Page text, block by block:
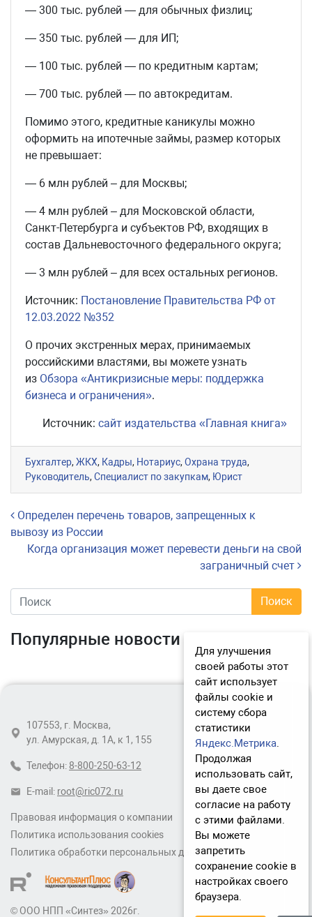
— 300 тыс. рублей — для обычных физлиц;
— 350 тыс. рублей — для ИП;
— 100 тыс. рублей — по кредитным картам;
— 700 тыс. рублей — по автокредитам.
Помимо этого, кредитные каникулы можно
оформить на ипотечные займы, размер которых
не превышает:
— 6 млн рублей – для Москвы;
— 4 млн рублей – для Московской области,
Санкт-Петербурга и субъектов РФ, входящих в
состав Дальневосточного федерального округа;
— 3 млн рублей – для всех остальных регионов.
Источник: Постановление Правительства РФ от
12.03.2022 №352
О прочих экстренных мерах, принимаемых
российскими властями, вы можете узнать
из Обзора «Антикризисные меры: поддержка
бизнеса и ограничения».
Источник: сайт издательства «Главная книга»
Бухгалтер,ЖКХ, Кадры, Нотариус,Охрана труда,
Руководитель,Специалист по закупкам, Юрист
Навигация по записям
Определен перечень товаров, запрещенных к
вывозу из России
Когда организация может перевести деньги на свой
заграничный счет
Популярные новости
Правовая информация о компании
Политика использования cookies
Политика обработки персональных данных
© ООО НПП «Синтез» 2026г.
107553, г. Москва,
ул. Амурская, д. 1А, к 1, 155
Телефон: 8-800-250-63-12
E-mail: root@ric072.ru
Для улучшения
своей работы этот
сайт использует
файлы cookie и
систему сбора
статистики
Яндекс.Метрика.
Продолжая
использовать сайт,
вы даете свое
согласие на работу
с этими файлами.
Вы можете
запретить
сохранение cookie в
настройках своего
браузера.